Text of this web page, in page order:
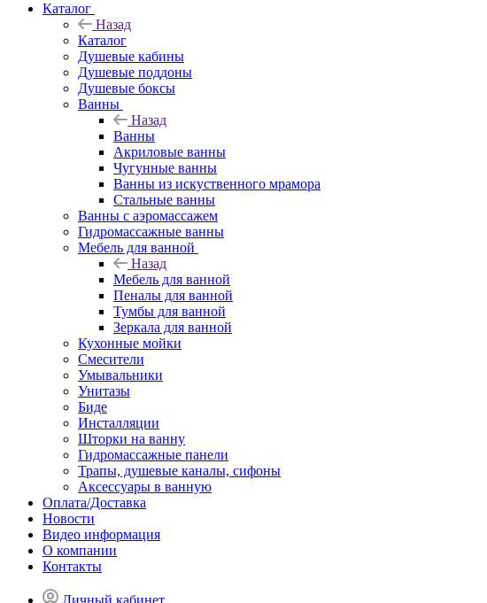
Каталог
Назад
Каталог
Душевые кабины
Душевые поддоны
Душевые боксы
Ванны
Назад
Ванны
Акриловые ванны
Чугунные ванны
Ванны из искуственного мрамора
Стальные ванны
Ванны с аэромассажем
Гидромассажные ванны
Мебель для ванной
Назад
Мебель для ванной
Пеналы для ванной
Тумбы для ванной
Зеркала для ванной
Кухонные мойки
Смесители
Умывальники
Унитазы
Биде
Инсталляции
Шторки на ванну
Гидромассажные панели
Трапы, душевые каналы, сифоны
Аксессуары в ванную
Оплата/Доставка
Новости
Видео информация
О компании
Контакты
Личный кабинет